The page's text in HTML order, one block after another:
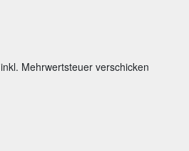
inkl. Mehrwertsteuer verschicken